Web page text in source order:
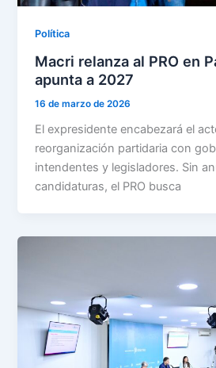
Política
Macri relanza al PRO en
apunta a 2027
16 de marzo de 2026
El expresidente encabezará el
reorganización partidaria con
intendentes y legisladores. Sin
candidaturas, el PRO busca